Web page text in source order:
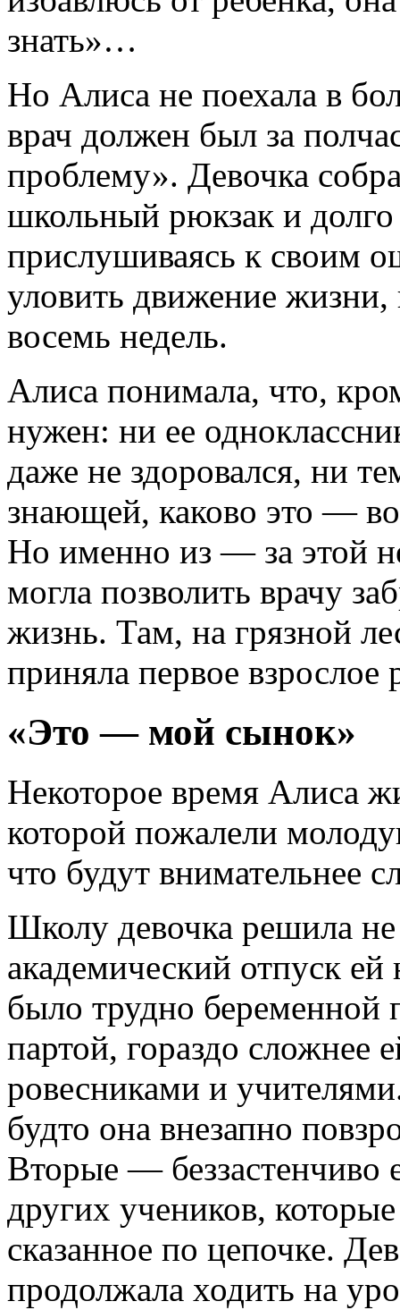
знать»…
Но Алиса не поехала в
врач должен был за
проблему». Девочка
школьный рюкзак и долго
прислушиваясь к своим
уловить движение
восемь недель.
Алиса понимала, что,
нужен: ни ее
даже не здоровался, ни
знающей, каково это —
Но именно из — за этой
могла позволить врачу
жизнь. Там, на грязной
приняла первое
«Это — мой сынок»
Некоторое время Алиса
которой пожалели
что будут внимательнее
Школу девочка решила
академический отпуск
было трудно беременной
партой, гораздо сложнее
ровесниками и
будто она внезапно
Вторые — беззастенчиво
других учеников,
сказанное по цепочке.
продолжала ходить на